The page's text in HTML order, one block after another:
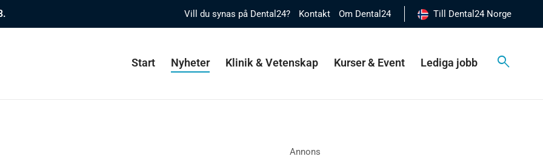
Vill du synas på Dental24? Kontakt Om Dental24 Till Dental24 Norge
Start Nyheter Klinik & Vetenskap Kurser & Event Lediga jobb